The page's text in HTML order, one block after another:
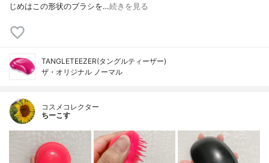
じめはこの形状のブラシを…続きを見る
TANGLETEEZER(タングルティーザー)
ザ・オリジナル ノーマル
コスメコレクター
ちーこす